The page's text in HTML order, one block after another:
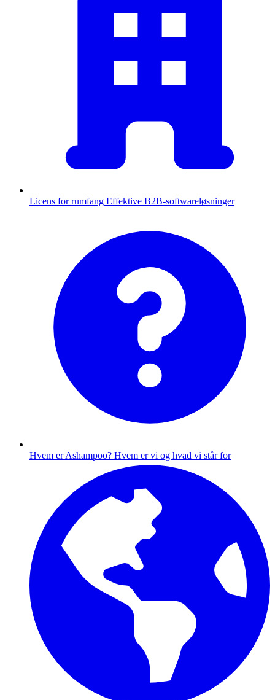
Licens for rumfang Effektive B2B-softwareløsninger
Hvem er Ashampoo? Hvem er vi og hvad vi står for